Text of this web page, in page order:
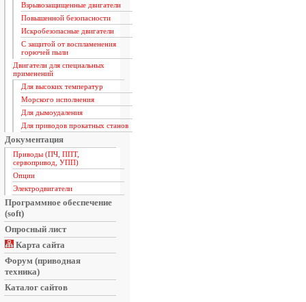
Взрывозащищенные двигатели
Повышенной безопасности
Искробезопасные двигатели
С защитой от воспламенения
горючей пыли
Двигатели для специальных
применений
Для высоких температур
Морского исполнения
Для дымоудаления
Для приводов прокатных станов
Документация
Приводы (ПЧ, ППТ,
сервопривод, УПП)
Опции
Электродвигатели
Программное обеспечение
(soft)
Опросный лист
Карта сайта
Форум (приводная
техника)
Каталог сайтов